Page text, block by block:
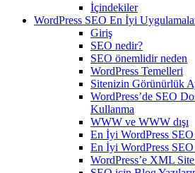
İçindekiler
WordPress SEO En İyi
Giriş
SEO nedir?
SEO önemlidir neden
WordPress Temelleri
Sitenizin Görünürlük
WordPress’de SEO
Kullanma
WWW ve WWW dışı
En İyi WordPress
En İyi WordPress
WordPress’e XML